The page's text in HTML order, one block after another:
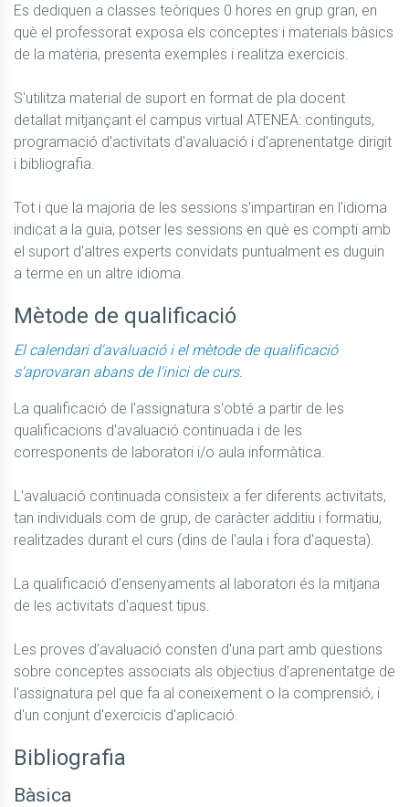
Es dediquen a classes teòriques 0 hores en grup gran, en
què el professorat exposa els conceptes i materials bàsics
de la matèria, presenta exemples i realitza exercicis.
S'utilitza material de suport en format de pla docent
detallat mitjançant el campus virtual ATENEA: continguts,
programació d'activitats d'avaluació i d'aprenentatge dirigit
i bibliografia.
Tot i que la majoria de les sessions s'impartiran en l'idioma
indicat a la guia, potser les sessions en què es compti amb
el suport d'altres experts convidats puntualment es duguin
a terme en un altre idioma.
Mètode de qualificació
El calendari d'avaluació i el mètode de qualificació
s'aprovaran abans de l'inici de curs.
La qualificació de l'assignatura s'obté a partir de les
qualificacions d'avaluació continuada i de les
corresponents de laboratori i/o aula informàtica.
L'avaluació continuada consisteix a fer diferents activitats,
tan individuals com de grup, de caràcter additiu i formatiu,
realitzades durant el curs (dins de l'aula i fora d'aquesta).
La qualificació d'ensenyaments al laboratori és la mitjana
de les activitats d'aquest tipus.
Les proves d'avaluació consten d'una part amb qüestions
sobre conceptes associats als objectius d'aprenentatge de
l'assignatura pel que fa al coneixement o la comprensió, i
d'un conjunt d'exercicis d'aplicació.
Bibliografia
Bàsica